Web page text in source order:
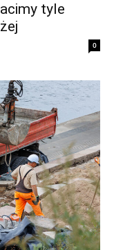
tyle
0